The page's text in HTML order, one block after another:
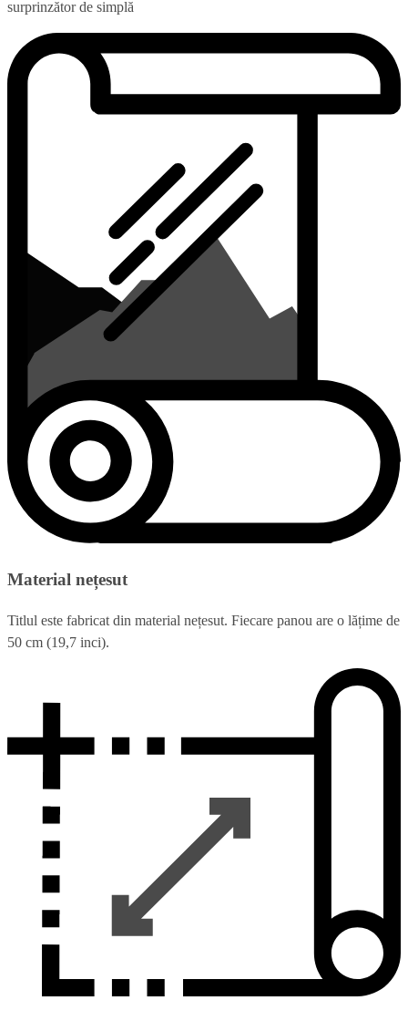
surprinzător de simplă
Material nețesut
Titlul este fabricat din material nețesut. Fiecare panou are o lățime de
50 cm (19,7 inci).